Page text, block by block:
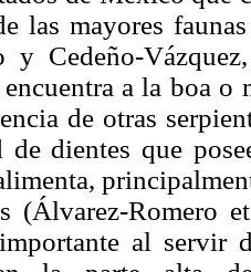
las mayores
y Cedeño-
a la boa o
de otras
de dientes que
(Álvarez-Romero
al servir